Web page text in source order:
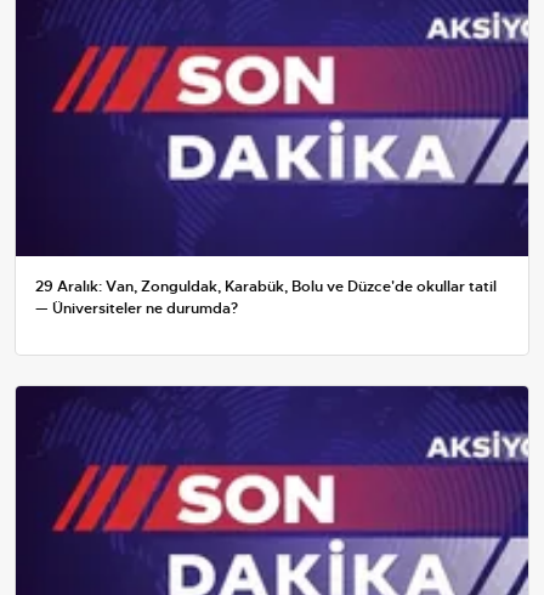
29 Aralık: Van, Zonguldak, Karabük, Bolu ve Düzce'de okullar tatil
— Üniversiteler ne durumda?